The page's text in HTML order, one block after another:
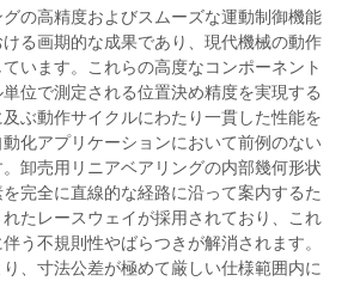
の高精度およびスムーズな運動制御機能
る画期的な成果であり、現代機械の動作
います。これらの高度なコンポーネント
位で測定される位置決め精度を実現する
ぶ動作サイクルにわたり一貫した性能を
化アプリケーションにおいて前例のない
卸売用リニアベアリングの内部幾何形状
完全に直線的な経路に沿って案内するた
たレースウェイが採用されており、これ
う不規則性やばらつきが解消されます。
、寸法公差が極めて厳しい仕様範囲内に